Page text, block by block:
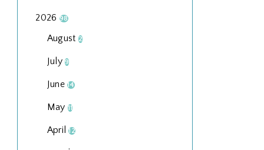
2026 98
August 2
July9
June14
May 11
April12